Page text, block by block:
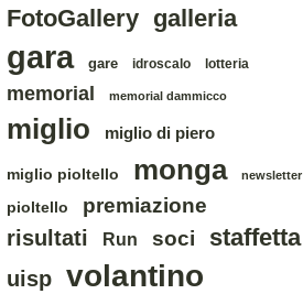
FotoGallery galleria
gara gare idroscalo lotteria
memorial memorial dammicco
miglio miglio di piero
miglio pioltello monga newsletter
pioltello premiazione
risultati Run soci staffetta
uisp volantino